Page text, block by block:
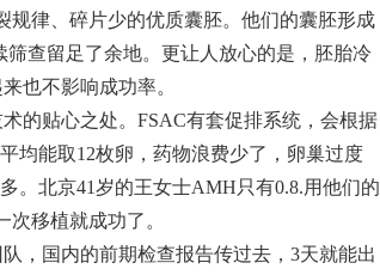
规律、碎片少的优质囊胚。他们的囊胚形成
查留足了余地。更让人放心的是，胚胎冷
也不影响成功率。
的贴心之处。FSAC有套促排系统，会根据
均能取12枚卵，药物浪费少了，卵巢过度
。北京41岁的王女士AMH只有0.8.用他们的
移植就成功了。
，国内的前期检查报告传过去，3天就能出